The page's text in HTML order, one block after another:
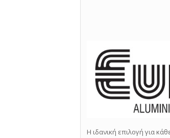
Η ιδανική επιλογή για